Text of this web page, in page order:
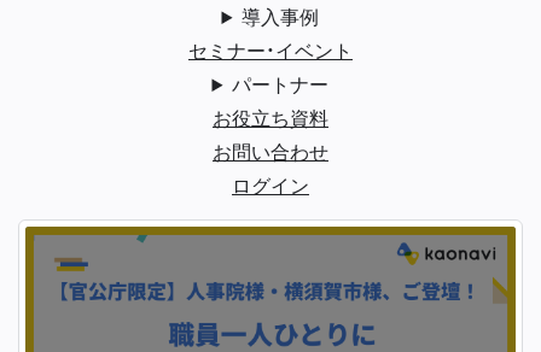
導入事例
セミナー・イベント
パートナー
お役立ち資料
お問い合わせ
ログイン